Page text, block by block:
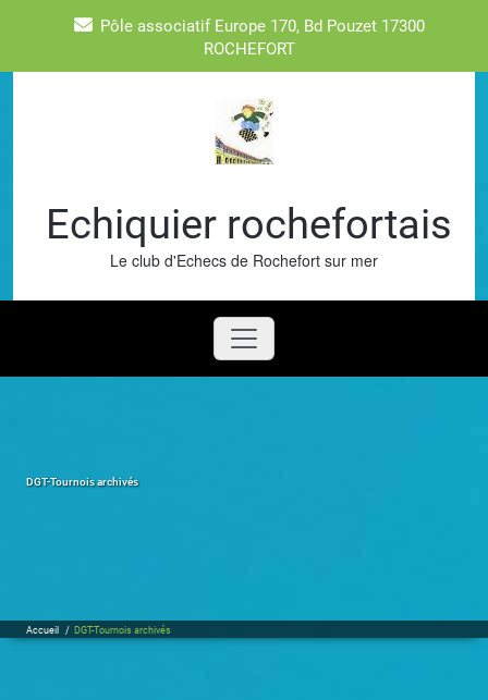
Pôle associatif Europe 170, Bd Pouzet 17300
ROCHEFORT
Echiquier rochefortais
Le club d'Echecs de Rochefort sur mer
DGT-Tournois archivés
Accueil / DGT-Tournois archivés